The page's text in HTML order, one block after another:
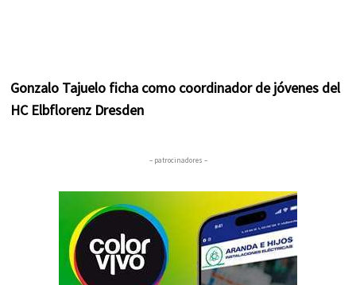
Gonzalo Tajuelo ficha como coordinador de jóvenes del
HC Elbflorenz Dresden
– patrocinadores –